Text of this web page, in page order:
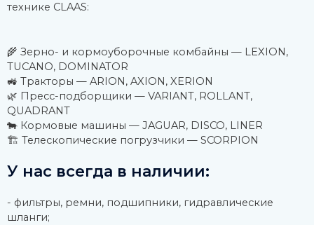
технике CLAAS:
🌾 Зерно- и кормоуборочные комбайны — LEXION,
TUCANO, DOMINATOR
🚜 Тракторы — ARION, AXION, XERION
🌿 Пресс-подборщики — VARIANT, ROLLANT,
QUADRANT
🐄 Кормовые машины — JAGUAR, DISCO, LINER
🏗️ Телескопические погрузчики — SCORPION
У нас всегда в наличии:
- фильтры, ремни, подшипники, гидравлические
шланги;